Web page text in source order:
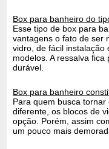
Box para banheiro do
Esse tipo de box para
vantagens o fato de ser
vidro, de fácil instalação
modelos. A ressalva
durável.
Box para banheiro
Para quem busca
diferente, os blocos de
opção. Porém, assim
um pouco mais